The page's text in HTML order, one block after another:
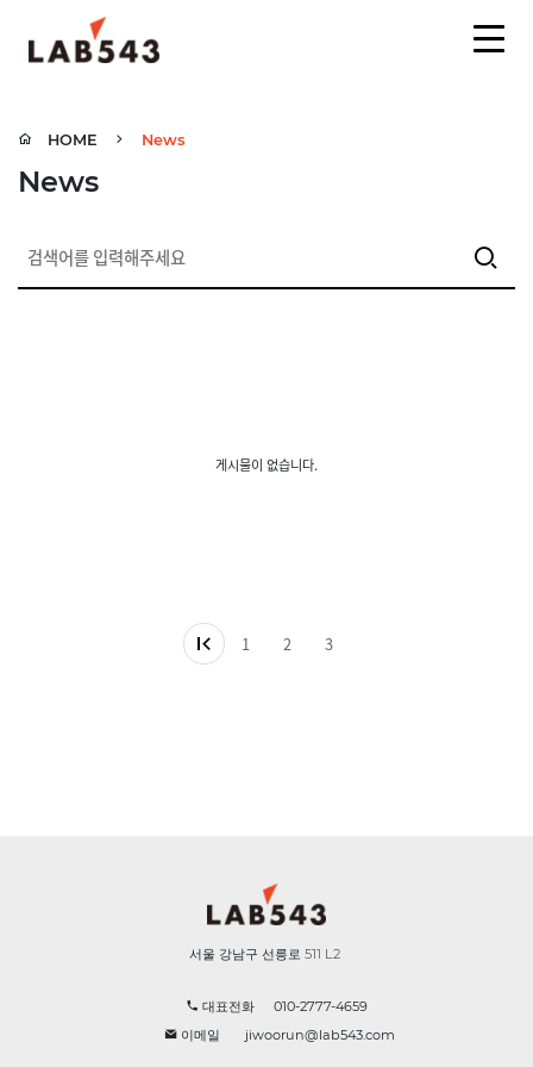
HOME News
News
게시물이 없습니다.
1 2 3
서울 강남구 선릉로 511 L2
대표전화
010-2777-4659
이메일
jiwoorun@lab543.com